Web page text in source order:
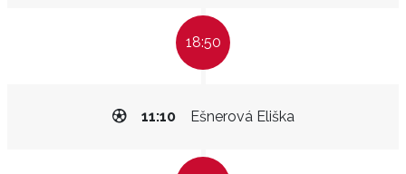
18:50
Ešnerová Eliška
11:10